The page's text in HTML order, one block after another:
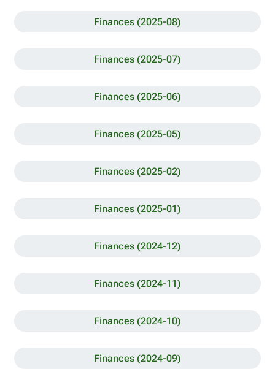
Finances (2025-08)
Finances (2025-07)
Finances (2025-06)
Finances (2025-05)
Finances (2025-02)
Finances (2025-01)
Finances (2024-12)
Finances (2024-11)
Finances (2024-10)
Finances (2024-09)